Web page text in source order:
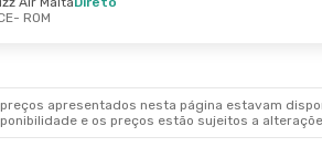
24 De Set.
- ROM
preços apresentados nesta página estavam
e os preços estão sujeitos a